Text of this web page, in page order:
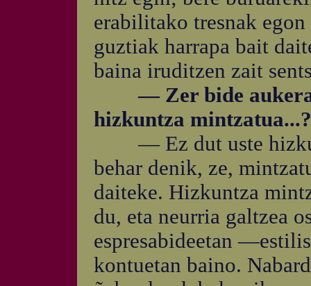
erabilitako tresnak
guztiak harrapa bait
baina iruditzen zait
— Zer bide
hizkuntza mintzatua...?
— Ez dut uste
behar denik, ze,
daiteke. Hizkuntza
du, eta neurria galtzea
espresabideetan
kontuetan baino.